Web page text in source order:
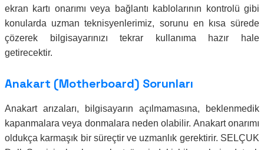
ekran kartı onarımı veya bağlantı kablolarının kontrolü gibi
konularda uzman teknisyenlerimiz, sorunu en kısa sürede
çözerek bilgisayarınızı tekrar kullanıma hazır hale
getirecektir.
Anakart (Motherboard) Sorunları
Anakart arızaları, bilgisayarın açılmamasına, beklenmedik
kapanmalara veya donmalara neden olabilir. Anakart onarımı
oldukça karmaşık bir süreçtir ve uzmanlık gerektirir. SELÇUK